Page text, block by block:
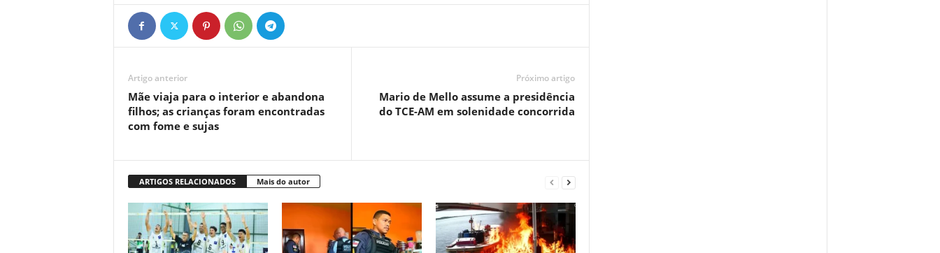
Artigo anterior
Mãe viaja para o interior e abandona
filhos; as crianças foram encontradas
com fome e sujas
Próximo artigo
Mario de Mello assume a presidência
do TCE-AM em solenidade concorrida
ARTIGOS RELACIONADOS Mais do autor